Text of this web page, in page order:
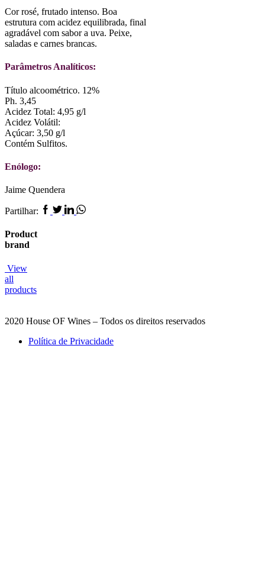
Cor rosé, frutado intenso. Boa
estrutura com acidez equilibrada, final
agradável com sabor a uva. Peixe,
saladas e carnes brancas.
Parâmetros Analíticos:
Título alcoométrico. 12%
Ph. 3,45
Acidez Total: 4,95 g/l
Acidez Volátil:
Açúcar: 3,50 g/l
Contém Sulfitos.
Enólogo:
Jaime Quendera
Partilhar: Facebook
TwitterLinkedin
Whatsapp
Product
brand
View
all
products
2020 House OF Wines – Todos os direitos reservados
Política de Privacidade